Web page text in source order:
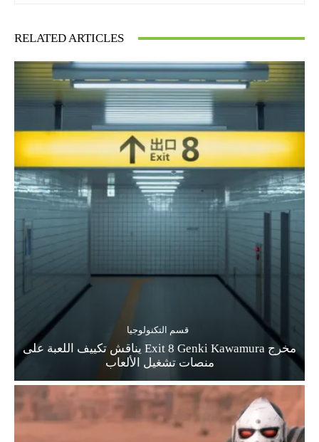
RELATED ARTICLES
قسم التكنولوجيا
مخرج Exit 8 Genki Kawamura يناقش تكييف اللعبة على
منصات تشغيل الألعاب